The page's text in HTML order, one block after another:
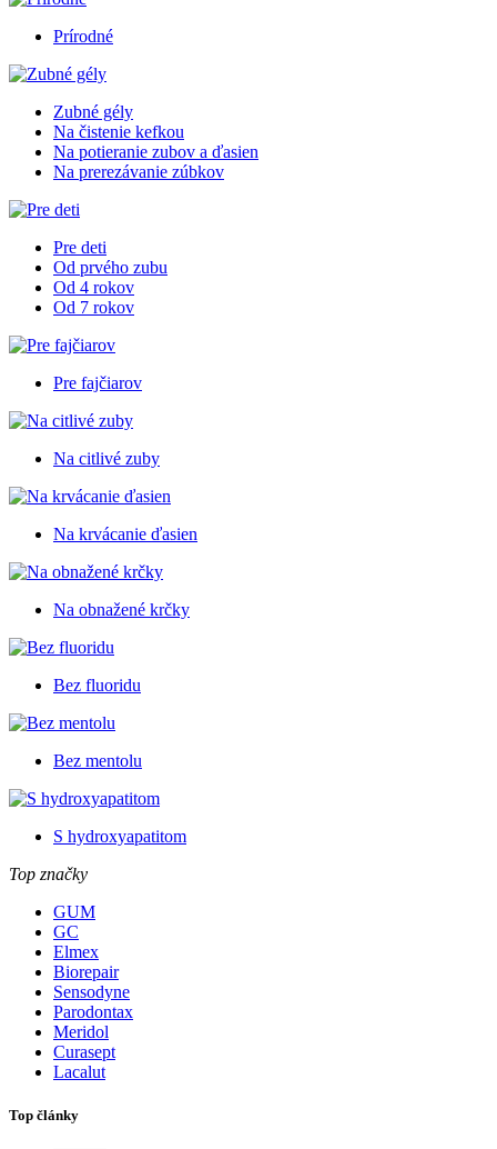
Prírodné
Zubné gély
Na čistenie kefkou
Na potieranie zubov a ďasien
Na prerezávanie zúbkov
Pre deti
Od prvého zubu
Od 4 rokov
Od 7 rokov
Pre fajčiarov
Na citlivé zuby
Na krvácanie ďasien
Na obnažené krčky
Bez fluoridu
Bez mentolu
S hydroxyapatitom
Top značky
GUM
GC
Elmex
Biorepair
Sensodyne
Parodontax
Meridol
Curasept
Lacalut
Top články